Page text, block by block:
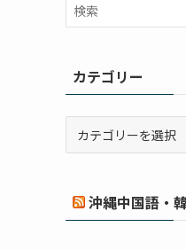
カテゴリー
ー
沖縄中国語・